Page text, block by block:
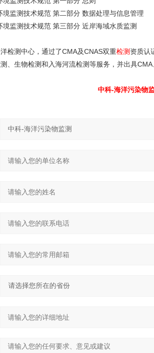
境监测技术规范 第二部分 数据处理与信息管理
监测技术规范 第三部分 近岸海域水质监测
检测中心，通过了CMA及CNAS双重检测 资质认
、生物检测和入海河流检测等服务，并出具
中科-海洋污染物